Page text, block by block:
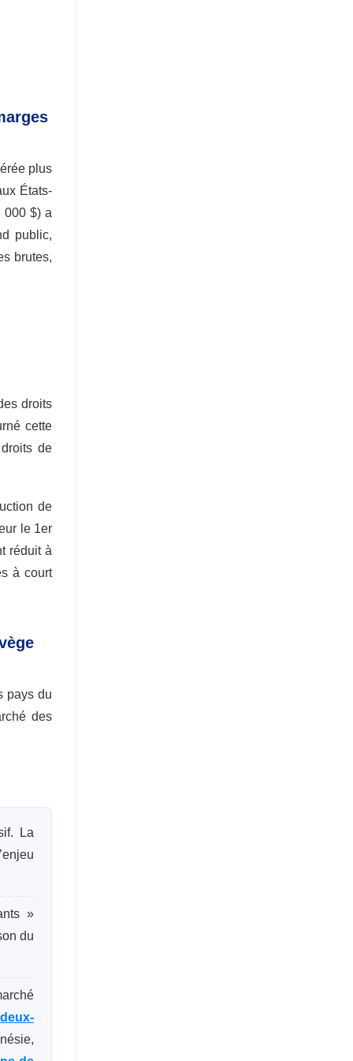
plus
États-
000 $) a
public,
brutes,
droits
cette
de
de
le 1er
réduit à
à court
pays du
des
La
»
du